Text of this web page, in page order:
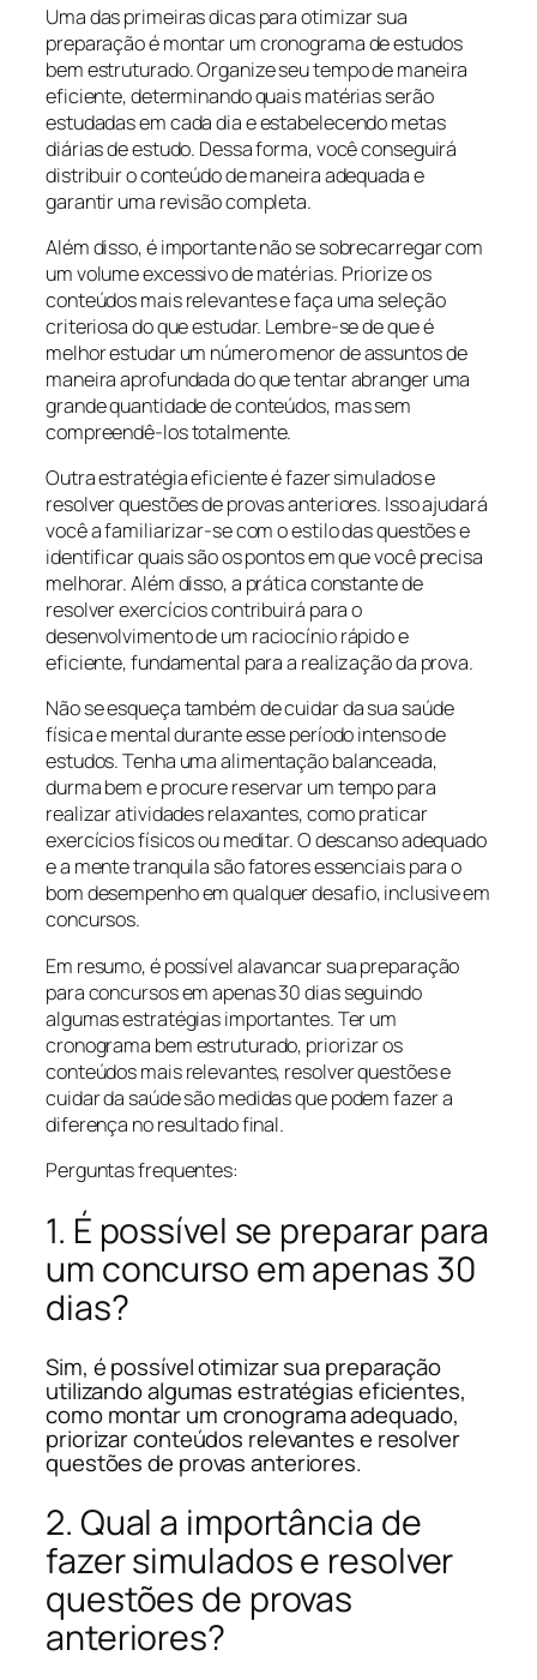
Uma das primeiras dicas para otimizar sua
preparação é montar um cronograma de estudos
bem estruturado. Organize seu tempo de maneira
eficiente, determinando quais matérias serão
estudadas em cada dia e estabelecendo metas
diárias de estudo. Dessa forma, você conseguirá
distribuir o conteúdo de maneira adequada e
garantir uma revisão completa.
Além disso, é importante não se sobrecarregar com
um volume excessivo de matérias. Priorize os
conteúdos mais relevantes e faça uma seleção
criteriosa do que estudar. Lembre-se de que é
melhor estudar um número menor de assuntos de
maneira aprofundada do que tentar abranger uma
grande quantidade de conteúdos, mas sem
compreendê-los totalmente.
Outra estratégia eficiente é fazer simulados e
resolver questões de provas anteriores. Isso ajudará
você a familiarizar-se com o estilo das questões e
identificar quais são os pontos em que você precisa
melhorar. Além disso, a prática constante de
resolver exercícios contribuirá para o
desenvolvimento de um raciocínio rápido e
eficiente, fundamental para a realização da prova.
Não se esqueça também de cuidar da sua saúde
física e mental durante esse período intenso de
estudos. Tenha uma alimentação balanceada,
durma bem e procure reservar um tempo para
realizar atividades relaxantes, como praticar
exercícios físicos ou meditar. O descanso adequado
e a mente tranquila são fatores essenciais para o
bom desempenho em qualquer desafio, inclusive em
concursos.
Em resumo, é possível alavancar sua preparação
para concursos em apenas 30 dias seguindo
algumas estratégias importantes. Ter um
cronograma bem estruturado, priorizar os
conteúdos mais relevantes, resolver questões e
cuidar da saúde são medidas que podem fazer a
diferença no resultado final.
Perguntas frequentes:
1. É possível se preparar para
um concurso em apenas 30
dias?
Sim, é possível otimizar sua preparação
utilizando algumas estratégias eficientes,
como montar um cronograma adequado,
priorizar conteúdos relevantes e resolver
questões de provas anteriores.
2. Qual a importância de
fazer simulados e resolver
questões de provas
anteriores?